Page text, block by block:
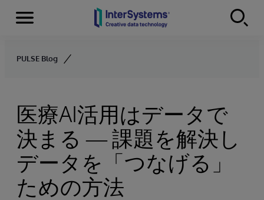
Skip to content
Menu
PULSE Blog
医療AI活用はデータで
決まる ― 課題を解決し
データを「つなげる」
ための方法